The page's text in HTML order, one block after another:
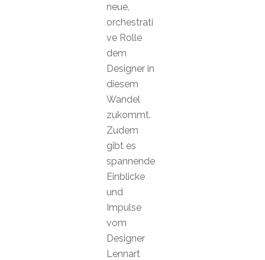
neue,
orchestrati
ve Rolle
dem
Designer in
diesem
Wandel
zukommt.
Zudem
gibt es
spannende
Einblicke
und
Impulse
vom
Designer
Lennart